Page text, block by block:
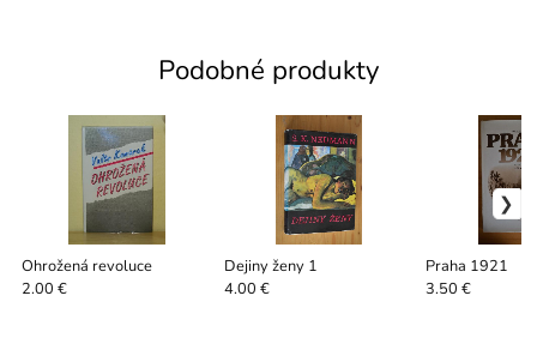
Podobné produkty
Ohrožená revoluce
2.00 €
Dejiny ženy 1
4.00 €
Praha 1921
3.50 €